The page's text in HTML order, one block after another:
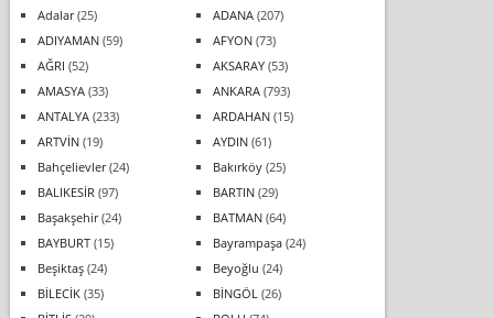
Adalar(25) ADANA(207)
ADIYAMAN(59) AFYON(73)
AĞRI (52) AKSARAY(53)
AMASYA(33) ANKARA(793)
ANTALYA(233) ARDAHAN(15)
ARTVİN(19) AYDIN(61)
Bahçelievler(24) Bakırköy(25)
BALIKESİR (97) BARTIN(29)
Başakşehir(24) BATMAN(64)
BAYBURT(15) Bayrampaşa(24)
Beşiktaş(24) Beyoğlu (24)
BİLECİK(35) BİNGÖL (26)